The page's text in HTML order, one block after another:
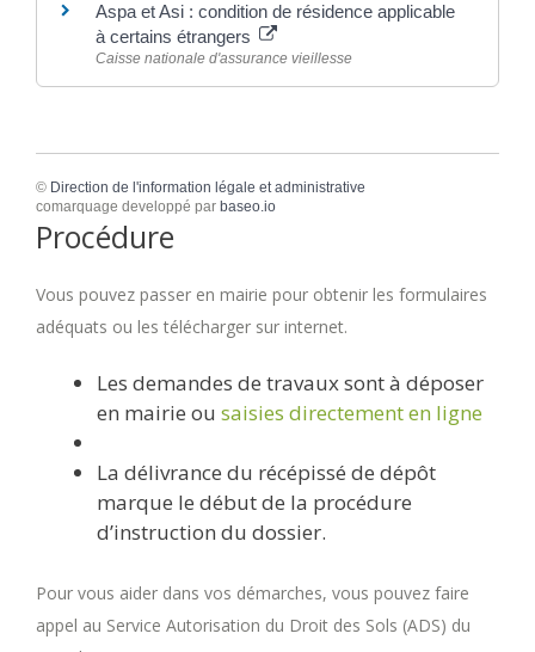
Aspa et Asi : condition de résidence applicable
à certains étrangers
Caisse nationale d'assurance vieillesse
© Direction de l'information légale et administrative
comarquage developpé par baseo.io
Procédure
Vous pouvez passer en mairie pour obtenir les formulaires
adéquats ou les télécharger sur internet.
Les demandes de travaux sont à déposer
en mairie ou saisies directement en ligne
La délivrance du récépissé de dépôt
marque le début de la procédure
d’instruction du dossier.
Pour vous aider dans vos démarches, vous pouvez faire
appel au Service Autorisation du Droit des Sols (ADS) du